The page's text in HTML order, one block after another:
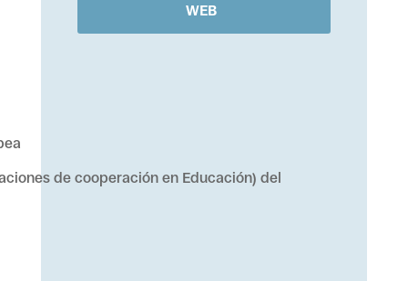
WEB
de cooperación en Educación) del